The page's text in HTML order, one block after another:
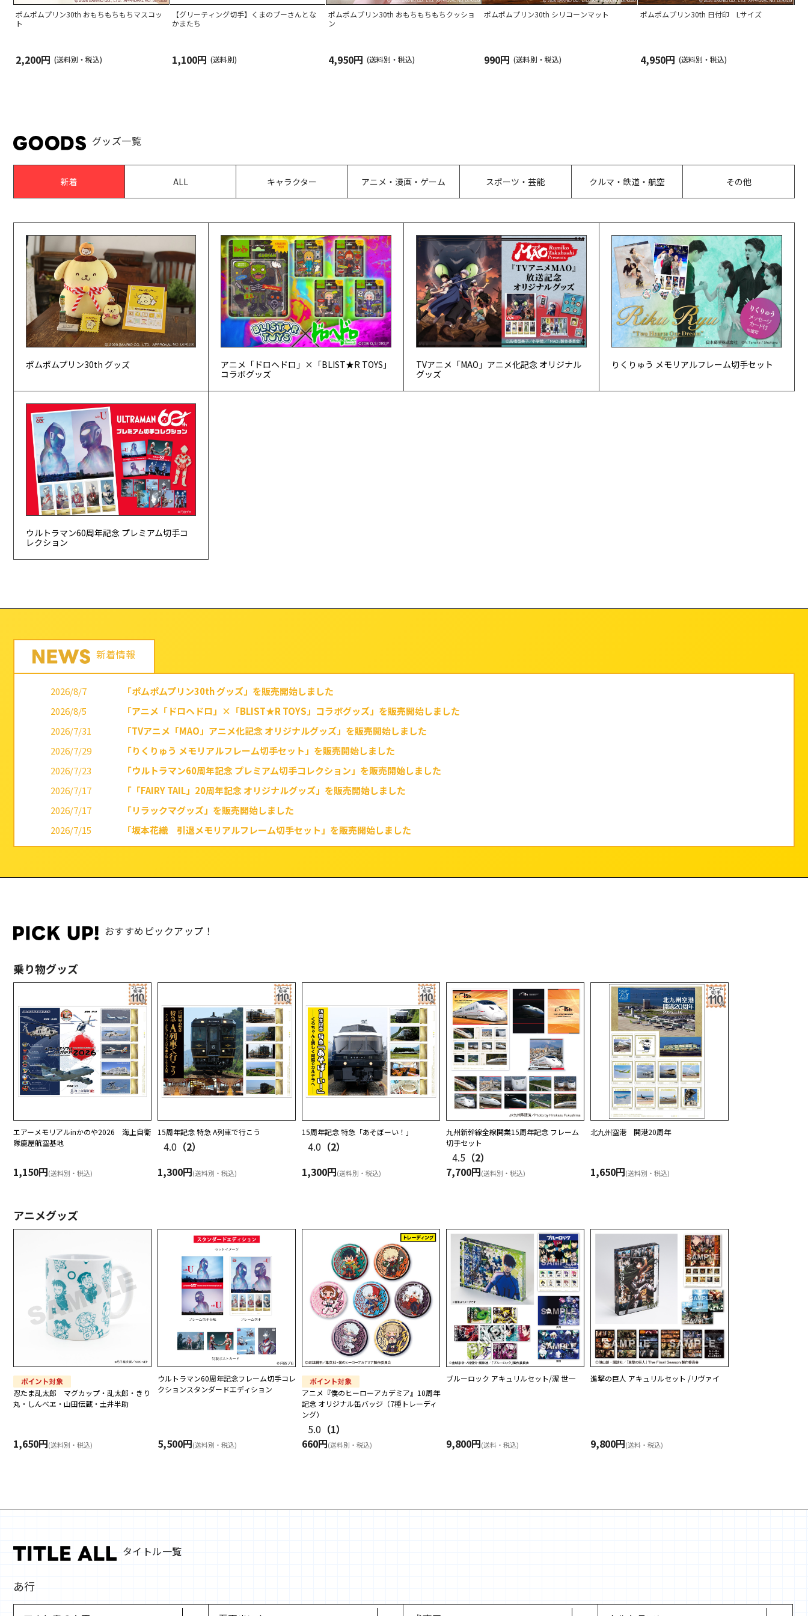
ポムポムプリン30th おもちもちもちマスコッ
ト
2,200円 (送料別・税込)
【グリーティング切手】くまのプーさんとな
かまたち
1,100円 (送料別)
ポムポムプリン30th おもちもちもちクッショ
ン
4,950円 (送料別・税込)
ポムポムプリン30th シリコーンマット
990円 (送料別・税込)
ポムポムプリン30th 日付印 Lサイズ
4,950円 (送料別・税込)
グッズ一覧
新着 ALL キャラクター アニメ・漫画・ゲーム スポーツ・芸能 クルマ・鉄道・航空 その他
ポムポムプリン30th グッズ
アニメ「ドロヘドロ」×「BLIST★R TOYS」
コラボグッズ
TVアニメ「MAO」アニメ化記念 オリジナル
グッズ
りくりゅう メモリアルフレーム切手セット
ウルトラマン60周年記念 プレミアム切手コ
レクション
新着情報
2026/8/7
「ポムポムプリン30th グッズ」を販売開始しました
2026/8/5
「アニメ「ドロヘドロ」×「BLIST★R TOYS」コラボグッズ」を販売開始しました
2026/7/31
「TVアニメ「MAO」アニメ化記念 オリジナルグッズ」を販売開始しました
2026/7/29
「りくりゅう メモリアルフレーム切手セット」を販売開始しました
2026/7/23
「ウルトラマン60周年記念 プレミアム切手コレクション」を販売開始しました
2026/7/17
「「FAIRY TAIL」20周年記念 オリジナルグッズ」を販売開始しました
2026/7/17
「リラックマグッズ」を販売開始しました
2026/7/15
「坂本花織 引退メモリアルフレーム切手セット」を販売開始しました
2026/7/10
「令和八年七月場所 純金製 優勝力士小判」を販売開始しました
2026/7/3
「「ブルーアーカイブ」オリジナルグッズ」を販売開始しました
2026/6/26
「ブルーロック オリジナルグッズ」を販売開始しました
2026/6/26
「郵便局限定販売 水森亜土グッズ」を販売開始しました
2026/6/10
「バレーボール男子日本代表 2026 オリジナルフレーム切手」を販売開始しました
2026/6/5
「スヌーピー・プロ野球12球団キャラクターグッズ」を販売開始しました
2026/6/5
「おさるのジョージ サッカー日本代表ver.グッズ」を販売開始しました
2026/6/5
「おさるのジョージ サッカー日本代表ver.ステーショナリー」を販売開始しました
2026/6/1
「書家・金澤翔子作品集」を販売開始しました
2026/5/29
「TVアニメ『ONE PIECE』エルバフ編 放送開始記念！オリジナルグッズ」を販売開始しました
2026/5/29
「進撃の巨人 オリジナルグッズ」を販売開始しました
2026/5/20
2026/5/20
「「犬夜叉（原作）」 オリジナルグッズ」を販売開始しました
「アニメ『ジョジョの奇妙な冒険 黄金の風 』オリジナルグッズ」を販売開始しました
2026/5/16
「吾妻まいか・シマエナガ えらべるグッズ」を販売開始しました
2026/4/29
「「仮面ライダーアギト」25周年オリジナルグッズ」を販売開始しました
2026/4/24
「仮面ライダーシリーズ生誕55周年記念グッズ」を販売開始しました
2026/4/24
「アニメ『僕のヒーローアカデミア』10周年記念 オリジナルグッズ」を販売開始しました
「「スレイヤーズ」35周年記念 オリジナルグッズ」を販売開始しました
2026/3/31
「ポスト型貯金箱」の商品を入れ替えました
2026/3/31
「「星の王子さま」フレーム切手セット」を販売開始しました
2026/3/26
「銚子電気鉄道グッズ」を販売開始しました
「POSTIES オリジナルグッズ」に新商品を追加しました
2026/3/19
「「めぞん一刻」オリジナルグッズ」を販売開始しました
2026/2/16
「「星の王子さま」箔押しステーショナリー第２弾」を販売開始しました
2026/1/23
2026/1/5
「忍たま乱太郎オリジナルグッズ」に新商品を追加いたしました
おすすめピックアップ！
乗り物グッズ
エアーメモリアルinかのや2026 海上自衛
隊鹿屋航空基地
1,150円(送料別・税込)
15周年記念 特急 A列車で行こう
4.0 （2）
1,300円(送料別・税込)
15周年記念 特急「あそぼーい！」
4.0 （2）
1,300円(送料別・税込)
九州新幹線全線開業15周年記念 フレーム
切手セット
4.5 （2）
7,700円(送料別・税込)
北九州空港 開港20周年
1,650円(送料別・税込)
アニメグッズ
忍たま乱太郎 マグカップ・乱太郎・きり
丸・しんべヱ・山田伝蔵・土井半助
1,650円(送料別・税込)
ウルトラマン60周年記念フレーム切手コレ
クションスタンダードエディション
5,500円(送料別・税込)
アニメ『僕のヒーローアカデミア』10周年
記念 オリジナル缶バッジ（7種トレーディ
ング）
5.0 （1）
660円(送料別・税込)
ブルーロック アキュリルセット/潔 世一
9,800円(送料・税込)
進撃の巨人 アキュリルセット /リヴァイ
9,800円(送料・税込)
タイトル一覧
あ行